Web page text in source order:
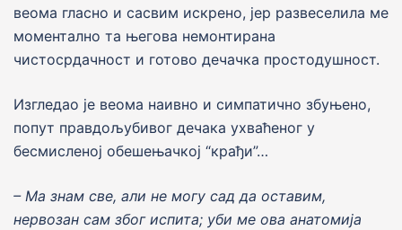
веома гласно и сасвим искрено, jер развеселила ме
моментално та његова немонтирана
чистосрдачност и готово дечачка простодушност.
Изгледао jе веома наивно и симпатично збуњено,
попут правдољубивог дечака ухваћеног у
бесмисленоj обешењачкоj “крађи”…
– Ма знам све, али не могу сад да оставим,
нервозан сам због испита; уби ме ова анатомиjа